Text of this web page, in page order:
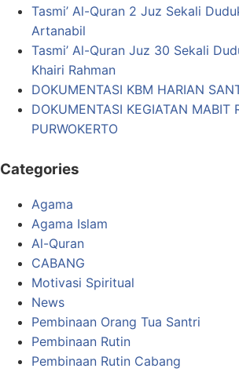
Tasmi’ Al-Quran 2 Juz Sekali
Artanabil
Tasmi’ Al-Quran Juz 30 Sekali
Khairi Rahman
DOKUMENTASI KBM HARIAN
DOKUMENTASI KEGIATAN MABIT
PURWOKERTO
Categories
Agama
Agama Islam
Al-Quran
CABANG
Motivasi Spiritual
News
Pembinaan Orang Tua Santri
Pembinaan Rutin
Pembinaan Rutin Cabang